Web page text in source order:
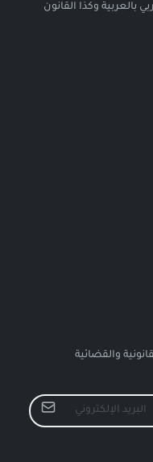
بالعربية وكذا القانون
والقضائية